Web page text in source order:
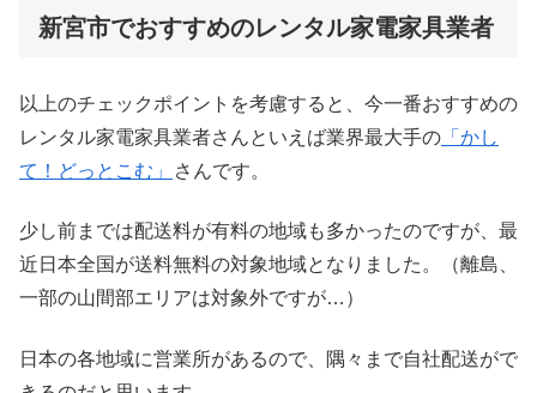
新宮市でおすすめのレンタル家電家具業者
以上のチェックポイントを考慮すると、今一番おすすめの
レンタル家電家具業者さんといえば業界最大手の 「かし
て！どっとこむ」
さんです。
少し前までは配送料が有料の地域も多かったのですが、最
近日本全国が送料無料の対象地域となりました。（離島、
一部の山間部エリアは対象外ですが…）
日本の各地域に営業所があるので、隅々まで自社配送がで